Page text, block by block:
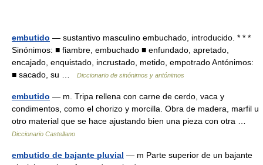
embutido — sustantivo masculino embuchado, introducido. * * *
Sinónimos: ■ fiambre, embuchado ■ enfundado, apretado,
encajado, enquistado, incrustado, metido, empotrado Antónimos:
■ sacado, su …
Diccionario de sinónimos y antónimos
embutido — m. Tripa rellena con carne de cerdo, vaca y
condimentos, como el chorizo y morcilla. Obra de madera, marfil u
otro material que se hace ajustando bien una pieza con otra …
Diccionario Castellano
embutido de bajante pluvial — m Parte superior de un bajante